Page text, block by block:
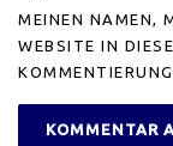
MEINEN NAMEN,
WEBSITE IN